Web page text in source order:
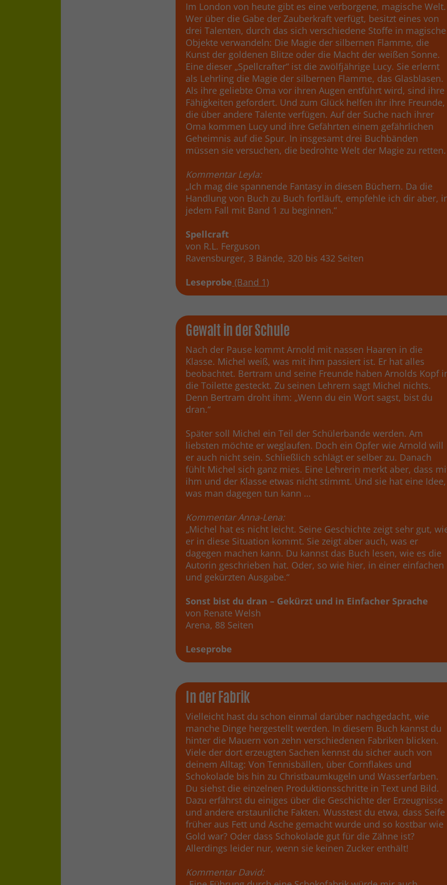
Im London von heute gibt es eine verborgene, magische Welt.
Wer über die Gabe der Zauberkraft verfügt, besitzt eines von
drei Talenten, durch das sich verschiedene Stoffe in magische
Objekte verwandeln: Die Magie der silbernen Flamme, die
Kunst der goldenen Blitze oder die Macht der weißen Sonne.
Eine dieser „Spellcrafter“ ist die zwölfjährige Lucy. Sie erlernt
als Lehrling die Magie der silbernen Flamme, das Glasblasen.
Als ihre geliebte Oma vor ihren Augen entführt wird, sind ihre
Fähigkeiten gefordert. Und zum Glück helfen ihr ihre Freunde,
die über andere Talente verfügen. Auf der Suche nach ihrer
Oma kommen Lucy und ihre Gefährten einem gefährlichen
Geheimnis auf die Spur. In insgesamt drei Buchbänden
müssen sie versuchen, die bedrohte Welt der Magie zu
Kommentar Leyla:
„Ich mag die spannende Fantasy in diesen Büchern. Da die
Handlung von Buch zu Buch fortläuft, empfehle ich dir aber,
jedem Fall mit Band 1 zu beginnen.“
Spellcraft
von R.L. Ferguson
Ravensburger, 3 Bände, 320 bis 432 Seiten
Leseprobe (Band 1)
Gewalt in der Schule
Nach der Pause kommt Arnold mit nassen Haaren in die
Klasse. Michel weiß, was mit ihm passiert ist. Er hat alles
beobachtet. Bertram und seine Freunde haben Arnolds Kopf
die Toilette gesteckt. Zu seinen Lehrern sagt Michel nichts.
Denn Bertram droht ihm: „Wenn du ein Wort sagst, bist du
dran.“
Später soll Michel ein Teil der Schülerbande werden. Am
liebsten möchte er weglaufen. Doch ein Opfer wie Arnold will
er auch nicht sein. Schließlich schlägt er selber zu. Danach
fühlt Michel sich ganz mies. Eine Lehrerin merkt aber, dass
ihm und der Klasse etwas nicht stimmt. Und sie hat eine Idee,
was man dagegen tun kann …
Kommentar Anna-Lena:
„Michel hat es nicht leicht. Seine Geschichte zeigt sehr gut,
er in diese Situation kommt. Sie zeigt aber auch, was er
dagegen machen kann. Du kannst das Buch lesen, wie es die
Autorin geschrieben hat. Oder, so wie hier, in einer einfachen
und gekürzten Ausgabe.“
Sonst bist du dran – Gekürzt und in Einfacher Sprache
von Renate Welsh
Arena, 88 Seiten
Leseprobe
In der Fabrik
Vielleicht hast du schon einmal darüber nachgedacht, wie
manche Dinge hergestellt werden. In diesem Buch kannst du
hinter die Mauern von zehn verschiedenen Fabriken blicken.
Viele der dort erzeugten Sachen kennst du sicher auch von
deinem Alltag: Von Tennisbällen, über Cornflakes und
Schokolade bis hin zu Christbaumkugeln und Wasserfarben.
Du siehst die einzelnen Produktionsschritte in Text und Bild.
Dazu erfährst du einiges über die Geschichte der Erzeugnisse
und andere erstaunliche Fakten. Wusstest du etwa, dass Seife
früher aus Fett und Asche gemacht wurde und so kostbar wie
Gold war? Oder dass Schokolade gut für die Zähne ist?
Allerdings leider nur, wenn sie keinen Zucker enthält!
Kommentar David: